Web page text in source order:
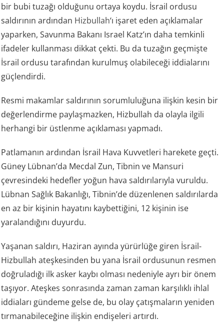
bir bubi tuzağı olduğunu ortaya koydu. İsrail ordusu
saldırının ardından Hizbullah‘ı işaret eden açıklamalar
yaparken, Savunma Bakanı Israel Katz’ın daha temkinli
ifadeler kullanması dikkat çekti. Bu da tuzağın geçmişte
İsrail ordusu tarafından kurulmuş olabileceği iddialarını
güçlendirdi.
Resmi makamlar saldırının sorumluluğuna ilişkin kesin bir
değerlendirme paylaşmazken, Hizbullah da olayla ilgili
herhangi bir üstlenme açıklaması yapmadı.
Patlamanın ardından İsrail Hava Kuvvetleri harekete geçti.
Güney Lübnan’da Mecdal Zun, Tibnin ve Mansuri
çevresindeki hedefler yoğun hava saldırılarıyla vuruldu.
Lübnan Sağlık Bakanlığı, Tibnin’de düzenlenen saldırılarda
en az bir kişinin hayatını kaybettiğini, 12 kişinin ise
yaralandığını duyurdu.
Yaşanan saldırı, Haziran ayında yürürlüğe giren İsrail-
Hizbullah ateşkesinden bu yana İsrail ordusunun resmen
doğruladığı ilk asker kaybı olması nedeniyle ayrı bir önem
taşıyor. Ateşkes sonrasında zaman zaman karşılıklı ihlal
iddiaları gündeme gelse de, bu olay çatışmaların yeniden
tırmanabileceğine ilişkin endişeleri artırdı.